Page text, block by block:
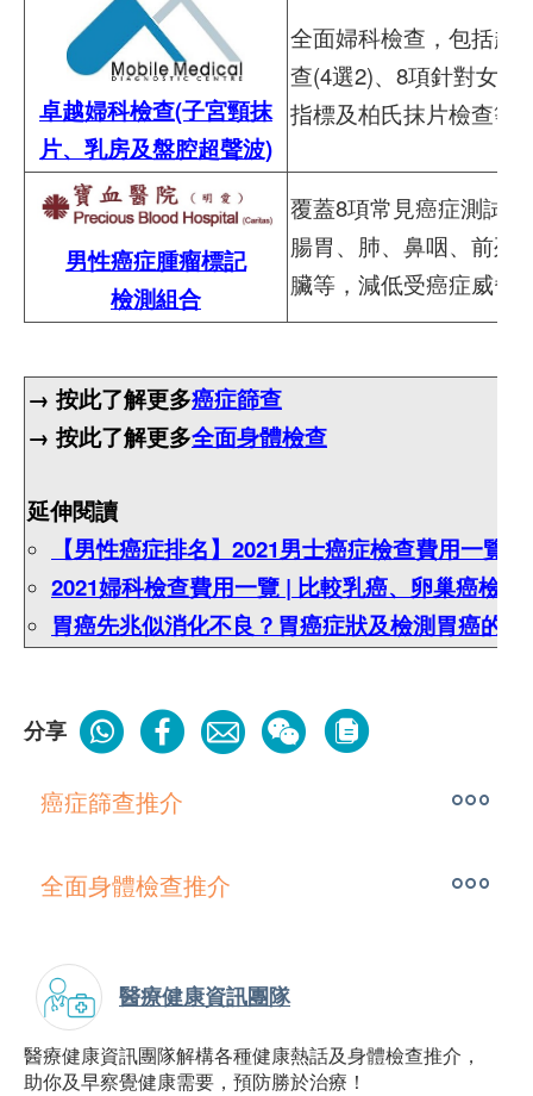
卓越婦科檢查(子宮頸抹
片、乳房及盤腔超聲波)
全面婦科檢查，包括超
查(4選2)、8項針對女性
指標及柏氏抹片檢查等
男性癌症腫瘤標記
檢測組合
覆蓋8項常見癌症測試
腸胃、肺、鼻咽、前列
臟等，減低受癌症威脅
→ 按此了解更多癌症篩查
→ 按此了解更多全面身體檢查
延伸閱讀
【男性癌症排名】2021男士癌症檢查費用一覽
2021婦科檢查費用一覽 | 比較乳癌、卵巢癌檢
胃癌先兆似消化不良？胃癌症狀及檢測胃癌的4
分享
癌症篩查推介
全面身體檢查推介
醫療健康資訊團隊
醫療健康資訊團隊解構各種健康熱話及身體檢查推介，
助你及早察覺健康需要，預防勝於治療！